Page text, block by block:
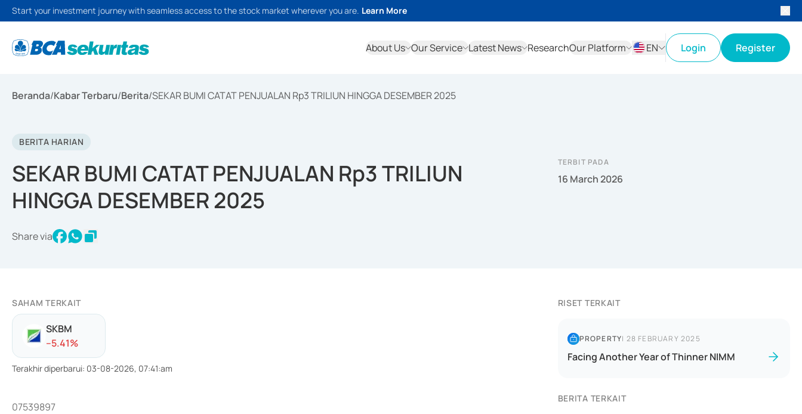
Start your investment journey with seamless access to the stock market wherever you are. Learn More
About Us Our Service Latest News ResearchOur Platform
EN
Login Register
Beranda/Kabar Terbaru/Berita/SEKAR BUMI CATAT PENJUALAN Rp3 TRILIUN HINGGA DESEMBER 2025
BERITA HARIAN
SEKAR BUMI CATAT PENJUALAN Rp3 TRILIUN
HINGGA DESEMBER 2025
Share via
TERBIT PADA
16 March 2026
SAHAM TERKAIT
SKBM
--5.41%
Terakhir diperbarui: 03-08-2026, 07:41:am
07539897
RISET TERKAIT
PROPERTY| 28 FEBRUARY 2025
Facing Another Year of Thinner NIMM
BERITA TERKAIT